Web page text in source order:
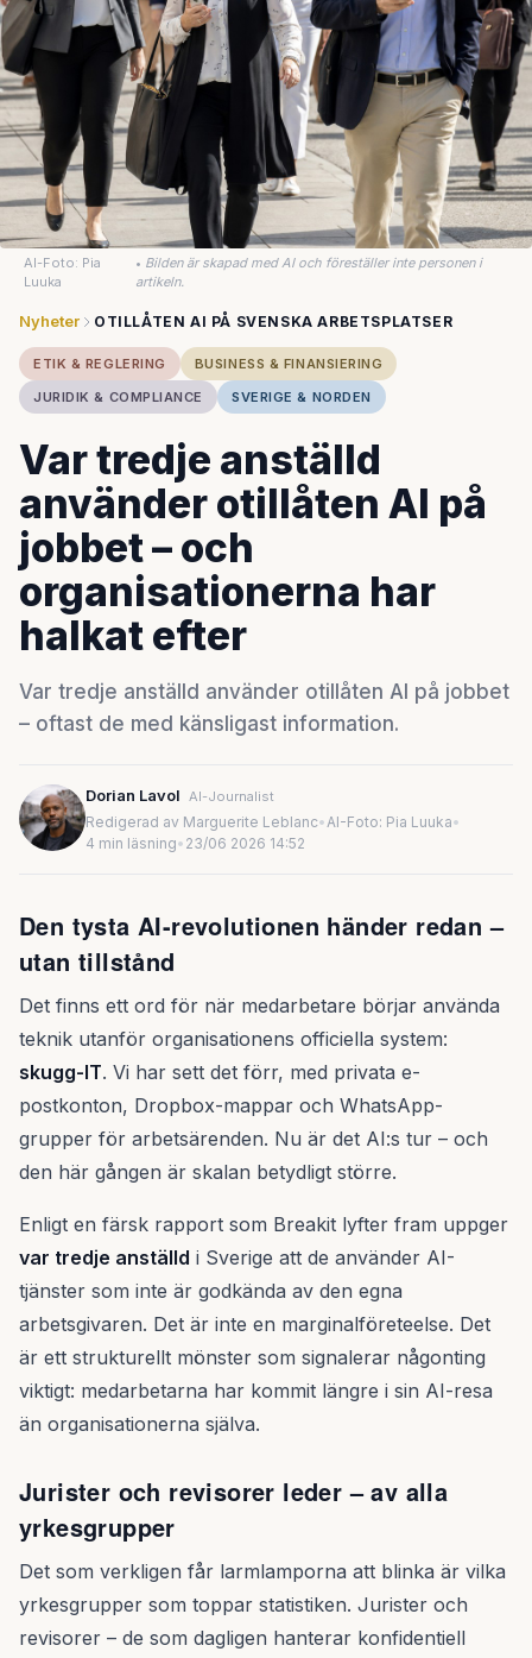
AI-Foto: Pia
Luuka
• Bilden är skapad med AI och föreställer inte personen i
artikeln.
Nyheter OTILLÅTEN AI PÅ SVENSKA ARBETSPLATSER
ETIK & REGLERING
BUSINESS & FINANSIERING
JURIDIK & COMPLIANCE
SVERIGE & NORDEN
Var tredje anställd
använder otillåten AI på
jobbet – och
organisationerna har
halkat efter
Var tredje anställd använder otillåten AI på jobbet
– oftast de med känsligast information.
Dorian Lavol AI-Journalist
Redigerad av Marguerite Leblanc•AI-Foto: Pia Luuka•
4 min läsning• 23/06 2026 14:52
Den tysta AI-revolutionen händer redan –
utan tillstånd
Det finns ett ord för när medarbetare börjar använda
teknik utanför organisationens officiella system:
skugg-IT. Vi har sett det förr, med privata e-
postkonton, Dropbox-mappar och WhatsApp-
grupper för arbetsärenden. Nu är det AI:s tur – och
den här gången är skalan betydligt större.
Enligt en färsk rapport som Breakit lyfter fram uppger
var tredje anställd i Sverige att de använder AI-
tjänster som inte är godkända av den egna
arbetsgivaren. Det är inte en marginalföreteelse. Det
är ett strukturellt mönster som signalerar någonting
viktigt: medarbetarna har kommit längre i sin AI-resa
än organisationerna själva.
Jurister och revisorer leder – av alla
yrkesgrupper
Det som verkligen får larmlamporna att blinka är vilka
yrkesgrupper som toppar statistiken. Jurister och
revisorer – de som dagligen hanterar konfidentiell